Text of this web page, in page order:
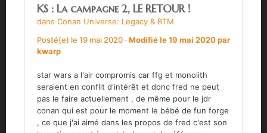
KS : La campagne 2, LE RETOUR !
dans Conan Universe: Legacy & BTM
Posté(e) le 19 mai 2020 · Modifiéle 19 mai 2020par
kwarp
star wars a l'air compromis car ffg et monolith
seraient en conflit d'intérêt et donc fred ne peut
pas le faire actuellement , de même pour le jdr
conan qui est pour le moment le bébé de fun forge
, ce que j'ai aimé dans les propos de fred c'est son